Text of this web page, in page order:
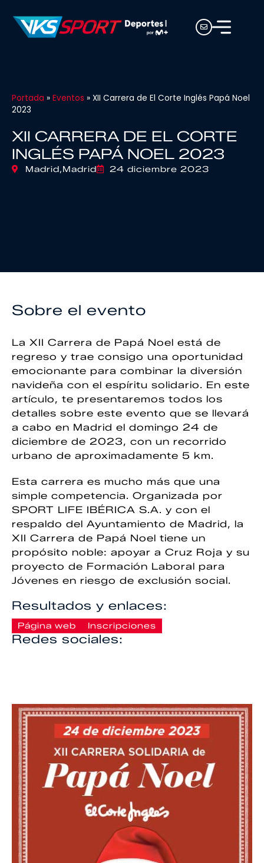
Portada » Eventos » XII Carrera de El Corte Inglés Papá Noel
2023
XII CARRERA DE EL CORTE
INGLÉS PAPÁ NOEL 2023
Madrid,Madrid 24 diciembre 2023
Sobre el evento
La XII Carrera de Papá Noel está de
regreso y trae consigo una oportunidad
emocionante para combinar la diversión
navideña con el espíritu solidario. En este
artículo, te presentaremos todos los
detalles sobre este evento que se llevará
a cabo en Madrid el domingo 24 de
diciembre de 2023, con un recorrido
urbano de aproximadamente 5 km.
Esta carrera es mucho más que una
simple competencia. Organizada por
SPORT LIFE IBÉRICA S.A. y con el
respaldo del Ayuntamiento de Madrid, la
XII Carrera de Papá Noel tiene un
propósito noble: apoyar a Cruz Roja y su
proyecto de Formación Laboral para
Jóvenes en riesgo de exclusión social.
Resultados y enlaces:
Página web Inscripciones
Redes sociales: